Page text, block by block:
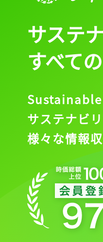
サステ
すべて
Sustainable
サステナビ
様々な情報